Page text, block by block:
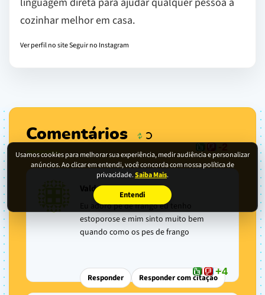
Usamos cookies para melhorar sua experiência, medir audiência e personalizar
anúncios. Ao clicar em entendi, você concorda com nossa política de
privacidade.Saiba Mais.
Entendi
cozinhar melhor em casa.
Ver perfil no siteSeguir no Instagram
Comentários
Valdenora mota
Eu adoro pe de frango eu tenho
estoporose e mim sinto muito bem
quando como os pes de frango
Responder Responder com citação
+4